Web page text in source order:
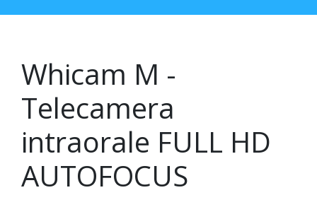
Whicam M -
Telecamera
intraorale FULL HD
AUTOFOCUS